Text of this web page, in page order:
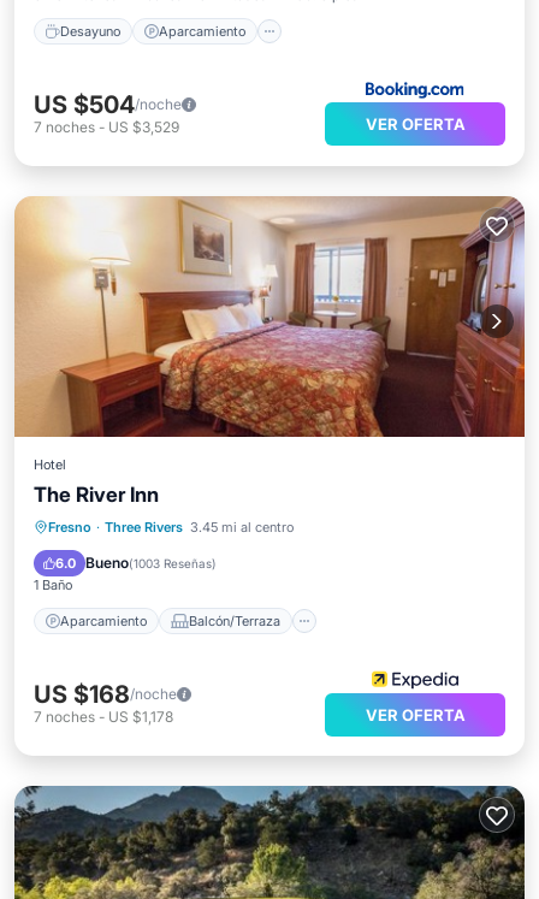
Desayuno Aparcamiento
US $504/noche
7 noches - US $3,529 VER OFERTA
Hotel
The River Inn
Fresno · Three Rivers 3.45 mi al centro
6.0 Bueno(1003 Reseñas)
1 Baño
Aparcamiento Balcón/Terraza
Aparcamiento
Balcón/Terraza
Cocina
Aire acondicionado
US $168/noche
7 noches - US $1,178 VER OFERTA